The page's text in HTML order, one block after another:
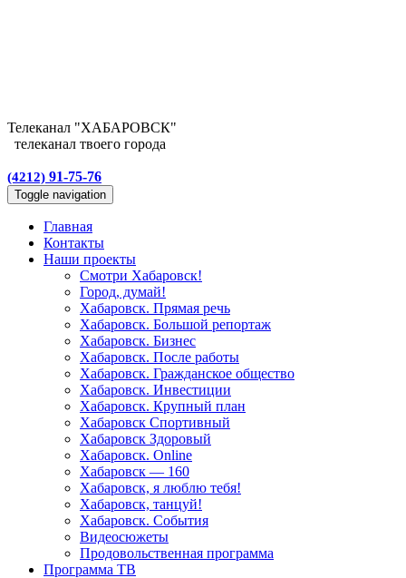
Телеканал "ХАБАРОВСК"
телеканал твоего города
(4212) 91-75-76
Toggle navigation
Главная
Контакты
Наши проекты
Смотри Хабаровск!
Город, думай!
Хабаровск. Прямая речь
Хабаровск. Большой репортаж
Хабаровск. Бизнес
Хабаровск. После работы
Хабаровск. Гражданское общество
Хабаровск. Инвестиции
Хабаровск. Крупный план
Хабаровск Спортивный
Хабаровск Здоровый
Хабаровск. Online
Хабаровск — 160
Хабаровск, я люблю тебя!
Хабаровск, танцуй!
Хабаровск. События
Видеосюжеты
Продовольственная программа
Программа ТВ